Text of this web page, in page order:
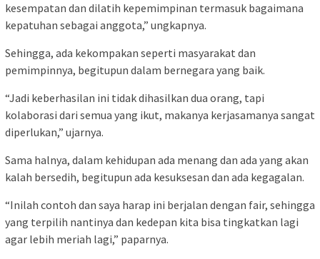
kesempatan dan dilatih kepemimpinan termasuk bagaimana
kepatuhan sebagai anggota,” ungkapnya.
Sehingga, ada kekompakan seperti masyarakat dan
pemimpinnya, begitupun dalam bernegara yang baik.
“Jadi keberhasilan ini tidak dihasilkan dua orang, tapi
kolaborasi dari semua yang ikut, makanya kerjasamanya sangat
diperlukan,” ujarnya.
Sama halnya, dalam kehidupan ada menang dan ada yang akan
kalah bersedih, begitupun ada kesuksesan dan ada kegagalan.
“Inilah contoh dan saya harap ini berjalan dengan fair, sehingga
yang terpilih nantinya dan kedepan kita bisa tingkatkan lagi
agar lebih meriah lagi,” paparnya.